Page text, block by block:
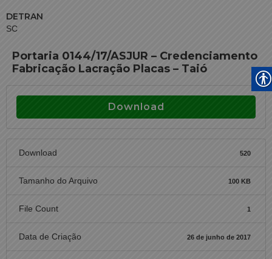
DETRAN
SC
Portaria 0144/17/ASJUR – Credenciamento
Fabricação Lacração Placas – Taió
Download
Download 520
Tamanho do Arquivo 100 KB
File Count 1
Data de Criação 26 de junho de 2017